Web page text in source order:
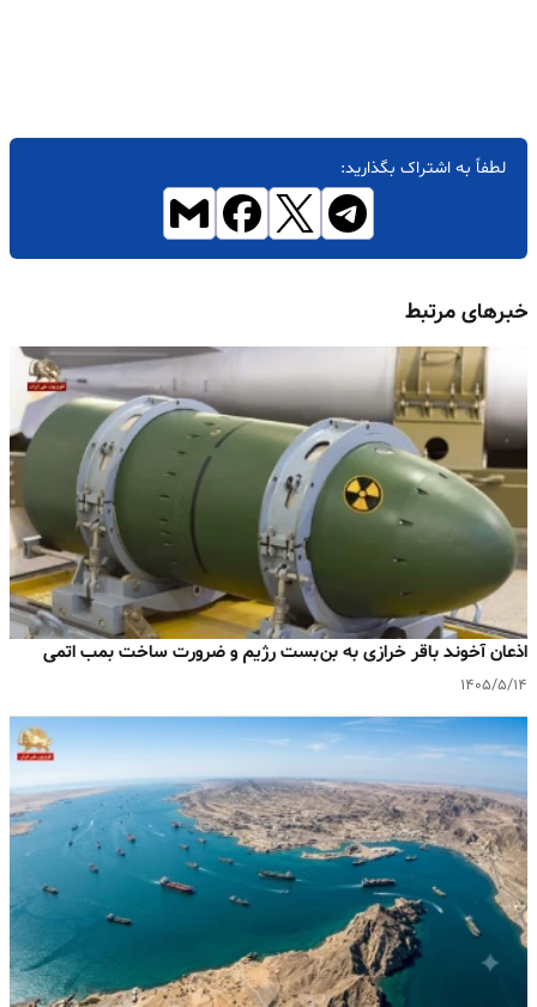
لطفاً به اشتراک بگذارید:
خبرهای مرتبط
اذعان آخوند باقر خرازی به بن‌بست رژیم و ضرورت ساخت بمب اتمی
۱۴۰۵/۵/۱۴